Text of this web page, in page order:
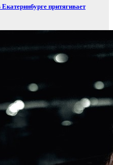
притягивает